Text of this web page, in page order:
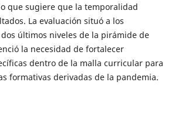
que sugiere que la temporalidad
La evaluación situó a los
últimos niveles de la pirámide de
la necesidad de fortalecer
dentro de la malla curricular para
formativas derivadas de la pandemia.